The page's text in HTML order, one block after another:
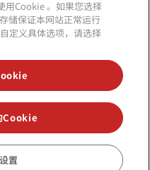
丽笙酒店集团、丽筠、丽芮、丽
Prize by Radisson、丽赏会和丽
用Cookie 。如果您选择
储保证本网站正常运行
定义具体选项，请选择
Cookie
置